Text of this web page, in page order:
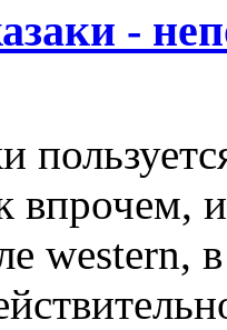
-
впрочем,
western,